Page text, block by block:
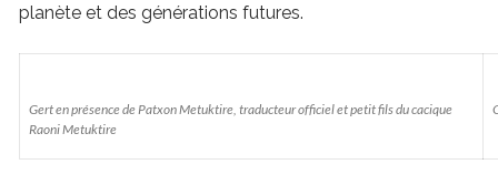
planète et des générations futures.
Gert en présence de Patxon Metuktire, traducteur officiel et petit fils du cacique
Raoni Metuktire